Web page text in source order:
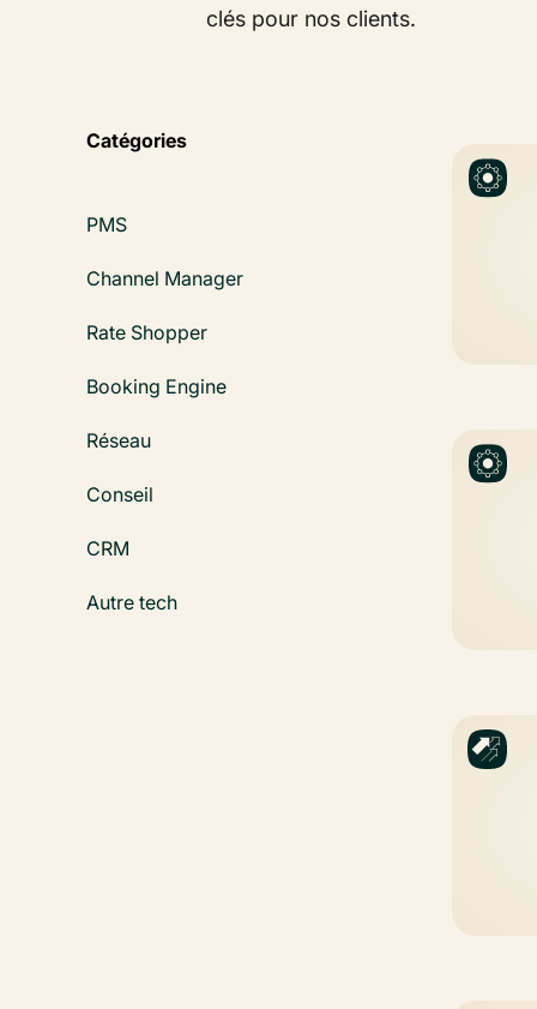
clés pour nos clients.
Catégories
PMS
Channel Manager
Rate Shopper
Booking Engine
Réseau
Conseil
CRM
Autre tech